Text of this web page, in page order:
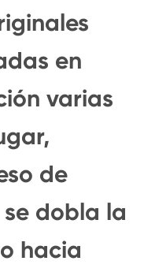
en
varias
de
dobla la
hacia